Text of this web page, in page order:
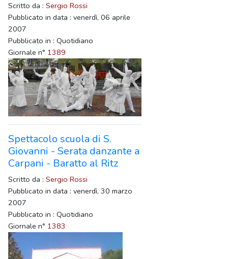
Scritto da : Sergio Rossi
Pubblicato in data : venerdì, 06 aprile
2007
Pubblicato in : Quotidiano
Giornale n° 1389
Spettacolo scuola di S.
Giovanni - Serata danzante a
Carpani - Baratto al Ritz
Scritto da : Sergio Rossi
Pubblicato in data : venerdì, 30 marzo
2007
Pubblicato in : Quotidiano
Giornale n° 1383